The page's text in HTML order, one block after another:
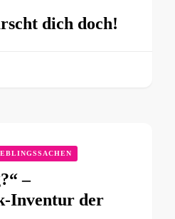
dich doch!
–
Inventur der